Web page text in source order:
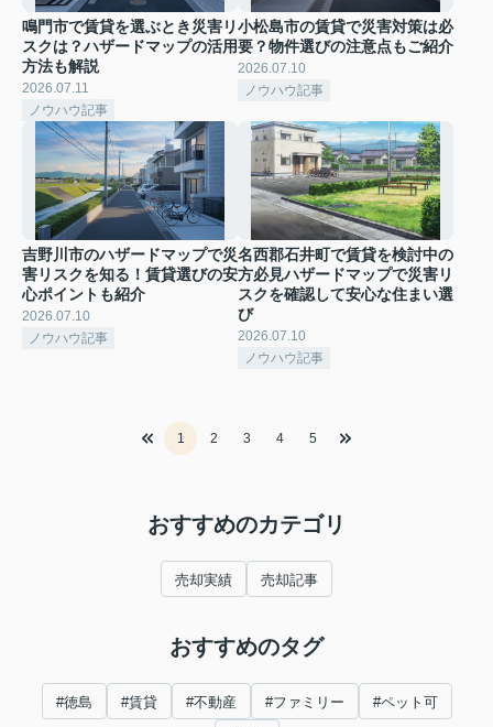
鳴門市で賃貸を選ぶとき災害リ
スクは？ハザードマップの活用
方法も解説
2026.07.11
ノウハウ記事
小松島市の賃貸で災害対策は必
要？物件選びの注意点もご紹介
2026.07.10
ノウハウ記事
吉野川市のハザードマップで災
害リスクを知る！賃貸選びの安
心ポイントも紹介
2026.07.10
ノウハウ記事
名西郡石井町で賃貸を検討中の
方必見ハザードマップで災害リ
スクを確認して安心な住まい選
び
2026.07.10
ノウハウ記事
1 2 3 4 5
おすすめのカテゴリ
売却実績 売却記事
おすすめのタグ
#徳島 #賃貸 #不動産 #ファミリー #ペット可